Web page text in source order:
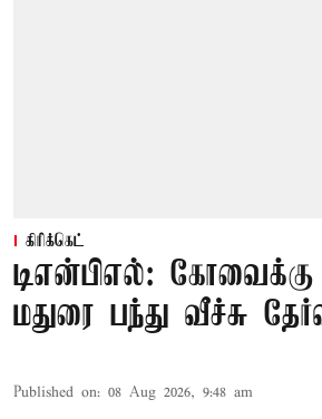
கிரிக்கெட்
டிஎன்பிஎல்: கோவைக்கு
மதுரை பந்து வீச்சு
Published on: 08 Aug 2026, 9:48 am